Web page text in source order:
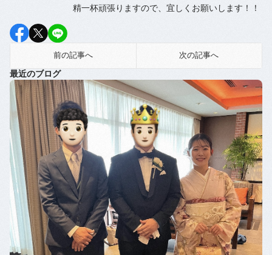
精一杯頑張りますので、宜しくお願いします！！
前の記事へ 次の記事へ
最近のブログ